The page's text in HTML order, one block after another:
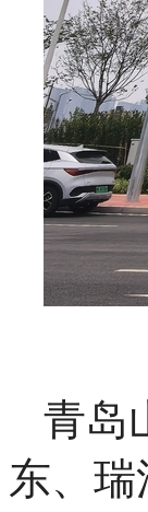
青岛
东、